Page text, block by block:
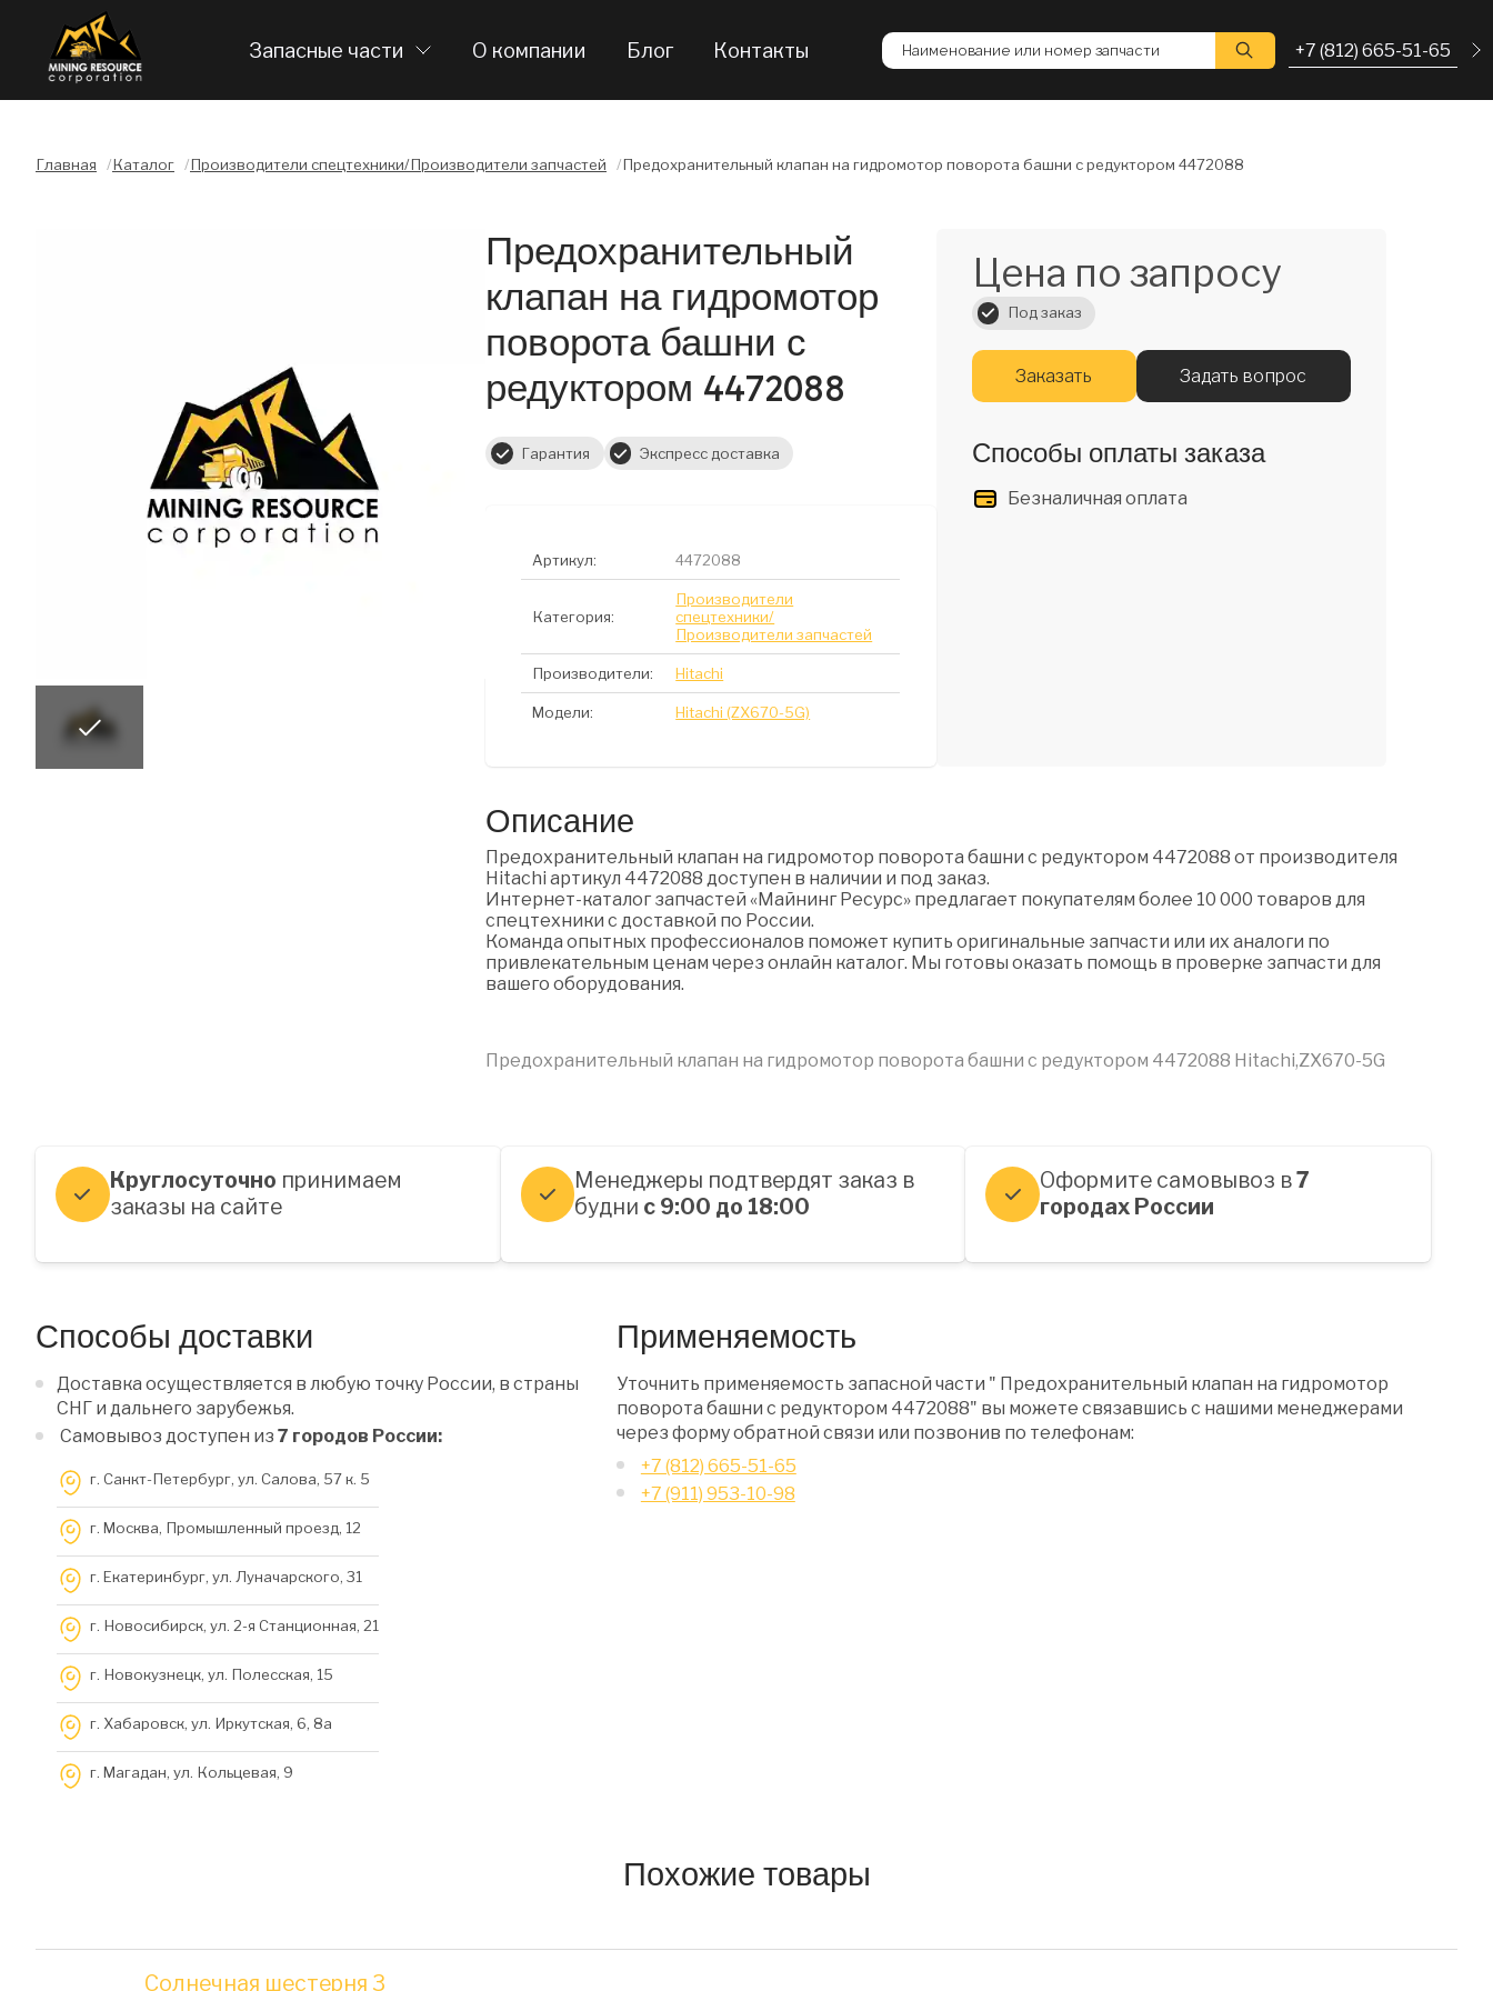
Запасные части О компании Блог Контакты Наименование или номер запчасти +7 (812) 665-51-65
Главная /Каталог /Производители спецтехники/Производители запчастей /Предохранительный клапан на гидромотор поворота башни с редуктором 4472088
Предохранительный
клапан на гидромотор
поворота башни с
редуктором 4472088
Гарантия Экспресс доставка
Артикул: 4472088
Категория:
Производители
спецтехники/
Производители запчастей
Производители: Hitachi
Модели: Hitachi (ZX670-5G)
Цена по запросу
Под заказ
Заказать Задать вопрос
Способы оплаты заказа
Безналичная оплата
Описание
Предохранительный клапан на гидромотор поворота башни с редуктором 4472088 от производителя
Hitachi артикул 4472088 доступен в наличии и под заказ.
Интернет-каталог запчастей «Майнинг Ресурс» предлагает покупателям более 10 000 товаров для
спецтехники с доставкой по России.
Команда опытных профессионалов поможет купить оригинальные запчасти или их аналоги по
привлекательным ценам через онлайн каталог. Мы готовы оказать помощь в проверке запчасти для
вашего оборудования.
Предохранительный клапан на гидромотор поворота башни с редуктором 4472088 Hitachi,ZX670-5G
Круглосуточно принимаем
заказы на сайте
Менеджеры подтвердят заказ в
будни с 9:00 до 18:00
Оформите самовывоз в7
городах России
Способы доставки
Доставка осуществляется в любую точку России, в страны
СНГ и дальнего зарубежья.
Самовывоз доступен из 7 городов России:
г. Санкт-Петербург, ул. Салова, 57 к. 5
г. Москва, Промышленный проезд, 12
г. Екатеринбург, ул. Луначарского, 31
г. Новосибирск, ул. 2-я Станционная, 21
г. Новокузнецк, ул. Полесская, 15
г. Хабаровск, ул. Иркутская, 6, 8a
г. Магадан, ул. Кольцевая, 9
Применяемость
Уточнить применяемость запасной части " Предохранительный клапан на гидромотор
поворота башни с редуктором 4472088" вы можете связавшись с нашими менеджерами
через форму обратной связи или позвонив по телефонам:
+7 (812) 665-51-65
+7 (911) 953-10-98
Похожие товары
Солнечная шестерня 3